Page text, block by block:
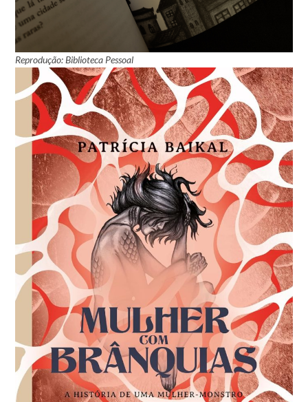
Reprodução: Biblioteca Pessoal